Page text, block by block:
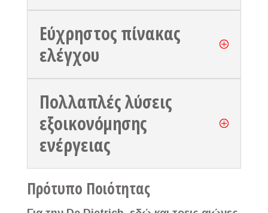
Εύχρηστος πίνακας
ελέγχου
Πολλαπλές λύσεις
εξοικονόμησης
ενέργειας
Πρότυπο Ποιότητας